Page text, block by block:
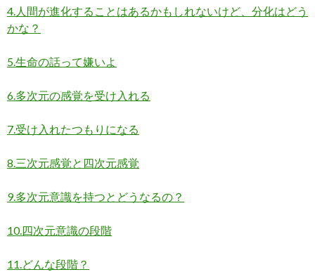
4.人間が進化することはあるかもしれないけど、分化はどう
かな？
5.生命の話って嫌いよ
6.多次元の感覚を受け入れる
7.受け入れたつもりになる
8.三次元感覚と四次元感覚
9.多次元意識を持つとどうなるの？
10.四次元意識の段階
11.どんな段階？